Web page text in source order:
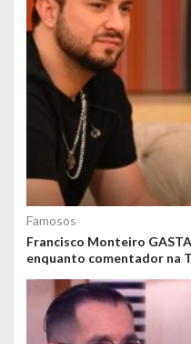
Famosos
Francisco Monteiro
enquanto comentador na